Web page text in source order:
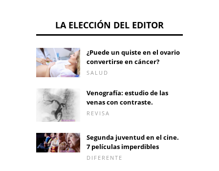
LA ELECCIÓN DEL EDITOR
¿Puede un quiste en el ovario
convertirse en cáncer?
SALUD
Venografía: estudio de las
venas con contraste.
REVISA
Segunda juventud en el cine.
7 películas imperdibles
DIFERENTE